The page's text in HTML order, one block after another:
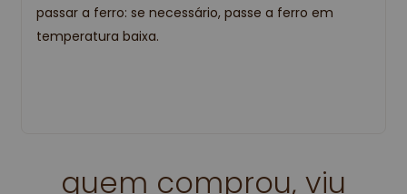
passar a ferro: se necessário, passe a ferro em
temperatura baixa.
quem comprou, viu